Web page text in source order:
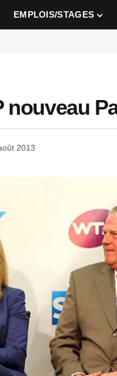
EMPLOIS/STAGES
nouveau
2013